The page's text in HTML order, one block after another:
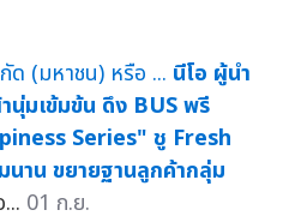
นีโอ ผู้นำ
นุ่มเข้มข้น ดึง BUS พรี
Series" ชู Fresh
าน ขยายฐานลูกค้ากลุ่ม
01 ก.ย.